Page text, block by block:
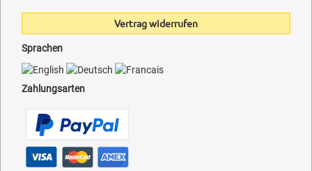
Vertrag widerrufen
Sprachen
Zahlungsarten